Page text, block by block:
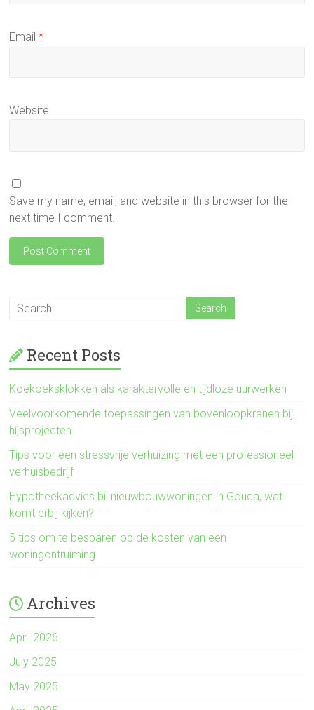
Email*
Website
Save my name, email, and website in this browser for the
next time I comment.
Recent Posts
Koekoeksklokken als karaktervolle en tijdloze uurwerken
Veelvoorkomende toepassingen van bovenloopkranen bij
hijsprojecten
Tips voor een stressvrije verhuizing met een professioneel
verhuisbedrijf
Hypotheekadvies bij nieuwbouwwoningen in Gouda, wat
komt erbij kijken?
5 tips om te besparen op de kosten van een
woningontruiming
Archives
April 2026
July 2025
May 2025